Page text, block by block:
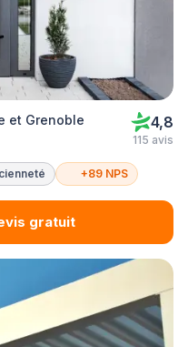
et Grenoble 4,8
115 avis
+89 NPS
gratuit